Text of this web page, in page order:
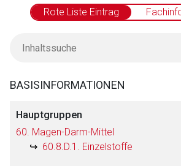
Rote Liste Eintrag
BASISINFORMATIONEN
Hauptgruppen
60. Magen-Darm-Mittel
60.8.D.1. Einzelstoffe